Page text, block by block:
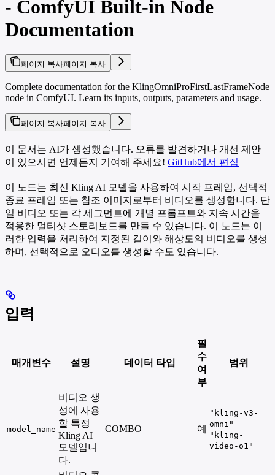
- ComfyUI Built-in Node
Documentation
페이지 복사페이지 복사
Complete documentation for the KlingOmniProFirstLastFrameNode
node in ComfyUI. Learn its inputs, outputs, parameters and usage.
페이지 복사페이지 복사
이 문서는 AI가 생성했습니다. 오류를 발견하거나 개선 제안
이 있으시면 언제든지 기여해 주세요! GitHub에서 편집
이 노드는 최신 Kling AI 모델을 사용하여 시작 프레임, 선택적
종료 프레임 또는 참조 이미지로부터 비디오를 생성합니다. 단
일 비디오 또는 각 세그먼트에 개별 프롬프트와 지속 시간을
적용한 멀티샷 스토리보드를 만들 수 있습니다. 이 노드는 이
러한 입력을 처리하여 지정된 길이와 해상도의 비디오를 생성
하며, 선택적으로 오디오를 생성할 수도 있습니다.
입력
매개변수 설명 데이터 타입
필
수
여
부
범위
model_name
비디오 생
성에 사용
할 특정
Kling AI
모델입니
다.
COMBO 예
"kling-v3-
omni"
"kling-
video-o1"